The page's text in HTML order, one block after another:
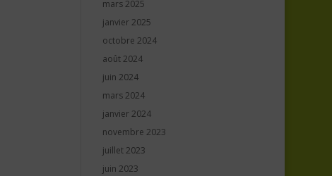
mars 2025
janvier 2025
octobre 2024
août 2024
juin 2024
mars 2024
janvier 2024
novembre 2023
juillet 2023
juin 2023